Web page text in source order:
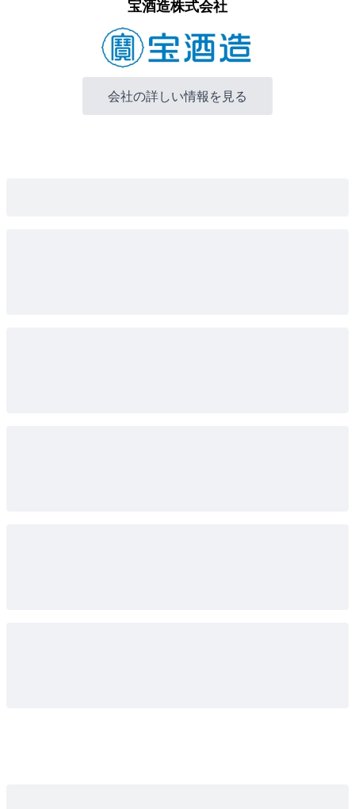
宝酒造株式会社
会社の詳しい情報を見る